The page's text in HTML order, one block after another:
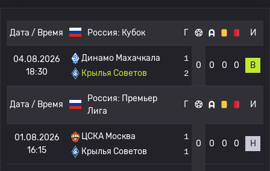
Дата / Время Россия: Кубок Г И
04.08.2026
18:30
Динамо Махачкала
Крылья Советов
1
2
0 0 0 0 В
Дата / Время
Россия: Премьер
Лига
Г И
01.08.2026
16:15
ЦСКА Москва
Крылья Советов
1
1
0 0 0 0 Н